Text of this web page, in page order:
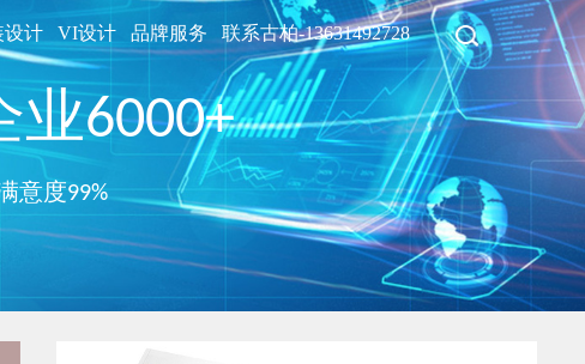
设计 VI设计 品牌服务 联系古柏-13631492728
业6000+
意度99%